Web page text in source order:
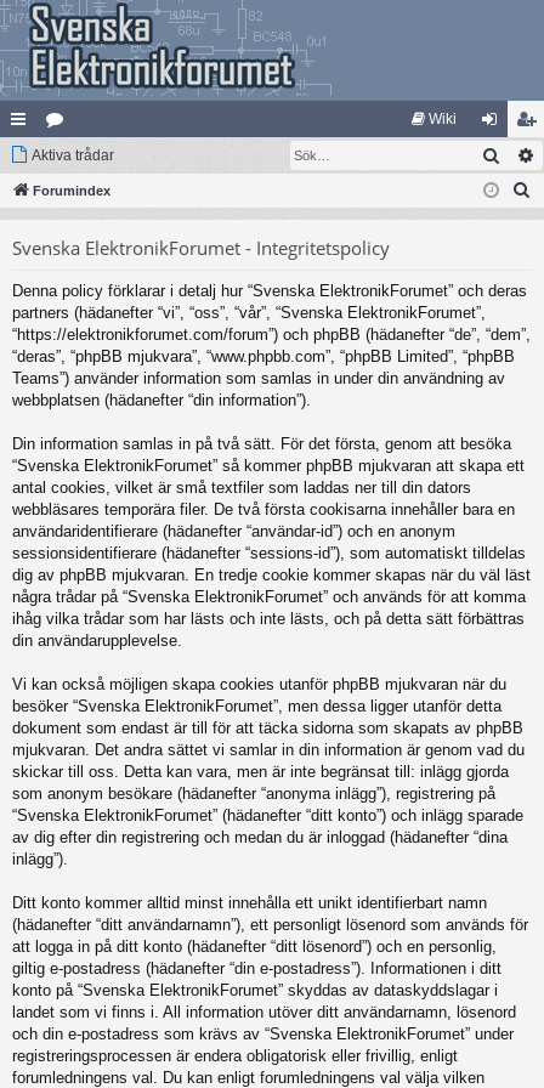
na
bb
ar
at
eg
Wiki
og
ga
li
m
m
Aktiva trådar Sök
Forumindex
Svenska ElektronikForumet - Integritetspolicy
Denna policy förklarar i detalj hur “Svenska ElektronikForumet” och deras
partners (hädanefter “vi”, “oss”, “vår”, “Svenska ElektronikForumet”,
“https://elektronikforumet.com/forum”) och phpBB (hädanefter “de”, “dem”,
“deras”, “phpBB mjukvara”, “www.phpbb.com”, “phpBB Limited”, “phpBB
Teams”) använder information som samlas in under din användning av
webbplatsen (hädanefter “din information”).
Din information samlas in på två sätt. För det första, genom att besöka
“Svenska ElektronikForumet” så kommer phpBB mjukvaran att skapa ett
antal cookies, vilket är små textfiler som laddas ner till din dators
webbläsares temporära filer. De två första cookisarna innehåller bara en
användaridentifierare (hädanefter “användar-id”) och en anonym
sessionsidentifierare (hädanefter “sessions-id”), som automatiskt tilldelas
dig av phpBB mjukvaran. En tredje cookie kommer skapas när du väl läst
några trådar på “Svenska ElektronikForumet” och används för att komma
ihåg vilka trådar som har lästs och inte lästs, och på detta sätt förbättras
din användarupplevelse.
Vi kan också möjligen skapa cookies utanför phpBB mjukvaran när du
besöker “Svenska ElektronikForumet”, men dessa ligger utanför detta
dokument som endast är till för att täcka sidorna som skapats av phpBB
mjukvaran. Det andra sättet vi samlar in din information är genom vad du
skickar till oss. Detta kan vara, men är inte begränsat till: inlägg gjorda
som anonym besökare (hädanefter “anonyma inlägg”), registrering på
“Svenska ElektronikForumet” (hädanefter “ditt konto”) och inlägg sparade
av dig efter din registrering och medan du är inloggad (hädanefter “dina
inlägg”).
Ditt konto kommer alltid minst innehålla ett unikt identifierbart namn
(hädanefter “ditt användarnamn”), ett personligt lösenord som används för
att logga in på ditt konto (hädanefter “ditt lösenord”) och en personlig,
giltig e-postadress (hädanefter “din e-postadress”). Informationen i ditt
konto på “Svenska ElektronikForumet” skyddas av dataskyddslagar i
landet som vi finns i. All information utöver ditt användarnamn, lösenord
och din e-postadress som krävs av “Svenska ElektronikForumet” under
registreringsprocessen är endera obligatorisk eller frivillig, enligt
forumledningens val. Du kan enligt forumledningens val välja vilken